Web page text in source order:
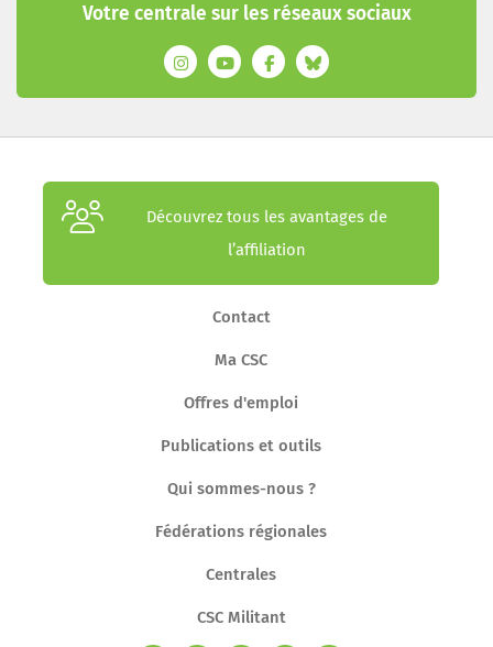
Votre centrale sur les réseaux sociaux
Découvrez tous les avantages de
l’affiliation
Contact
Ma CSC
Offres d'emploi
Publications et outils
Qui sommes-nous ?
Fédérations régionales
Centrales
CSC Militant